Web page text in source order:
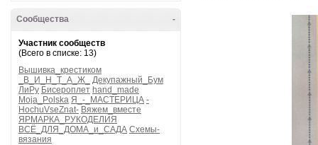
-
Сообщества
Участник сообществ
(Всего в списке: 13)
Вышивка_крестиком
_В_И_Н_Т_А_Ж_
Декупажный_Бум
ЛиРу Бисероплет hand_made
Moja_Polska Я_-_МАСТЕРИЦА -
HochuVseZnat- Вяжем_вместе
ЯРМАРКА_РУКОДЕЛИЯ
ВСЁ_ДЛЯ_ДОМА_и_САДА Схемы-
вязания